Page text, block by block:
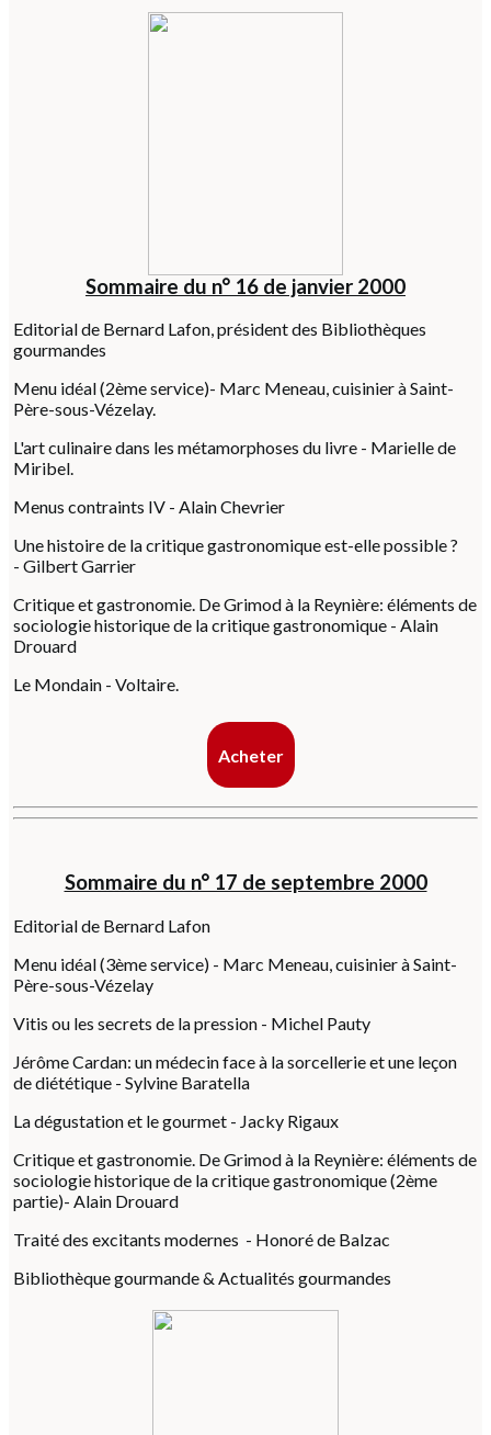
Sommaire du n° 16 de janvier 2000
Editorial de Bernard Lafon, président des Bibliothèques
gourmandes
Menu idéal (2ème service)- Marc Meneau, cuisinier à Saint-
Père-sous-Vézelay.
L'art culinaire dans les métamorphoses du livre - Marielle de
Miribel.
Menus contraints IV - Alain Chevrier
Une histoire de la critique gastronomique est-elle possible ?
- Gilbert Garrier
Critique et gastronomie. De Grimod à la Reynière: éléments de
sociologie historique de la critique gastronomique - Alain
Drouard
Le Mondain - Voltaire.
Acheter
Sommaire du n° 17 de septembre 2000
Editorial de Bernard Lafon
Menu idéal (3ème service) - Marc Meneau, cuisinier à Saint-
Père-sous-Vézelay
Vitis ou les secrets de la pression - Michel Pauty
Jérôme Cardan: un médecin face à la sorcellerie et une leçon
de diététique - Sylvine Baratella
La dégustation et le gourmet - Jacky Rigaux
Critique et gastronomie. De Grimod à la Reynière: éléments de
sociologie historique de la critique gastronomique (2ème
partie)- Alain Drouard
Traité des excitants modernes - Honoré de Balzac
Bibliothèque gourmande & Actualités gourmandes